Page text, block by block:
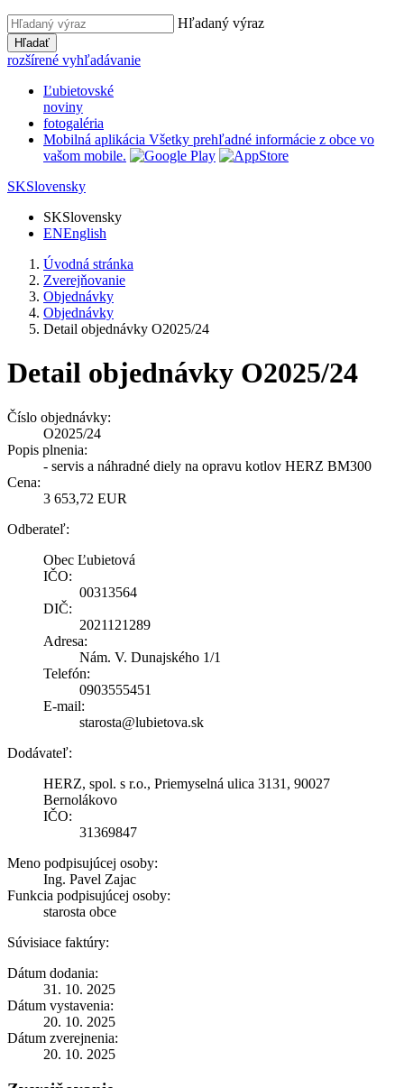
Hľadaný výraz
Hľadať
rozšírené vyhľadávanie
Ľubietovské
noviny
fotogaléria
Mobilná aplikácia Všetky prehľadné informácie z obce vo
vašom mobile.
SKSlovensky
SKSlovensky
ENEnglish
Úvodná stránka
Zverejňovanie
Objednávky
Objednávky
Detail objednávky O2025/24
Detail objednávky O2025/24
Číslo objednávky:
O2025/24
Popis plnenia:
- servis a náhradné diely na opravu kotlov HERZ BM300
Cena:
3 653,72 EUR
Odberateľ:
Obec Ľubietová
IČO:
00313564
DIČ:
2021121289
Adresa:
Nám. V. Dunajského 1/1
Telefón:
0903555451
E-mail:
starosta@lubietova.sk
Dodávateľ:
HERZ, spol. s r.o., Priemyselná ulica 3131, 90027
Bernolákovo
IČO:
31369847
Meno podpisujúcej osoby:
Ing. Pavel Zajac
Funkcia podpisujúcej osoby:
starosta obce
Súvisiace faktúry:
Dátum dodania:
31. 10. 2025
Dátum vystavenia:
20. 10. 2025
Dátum zverejnenia:
20. 10. 2025